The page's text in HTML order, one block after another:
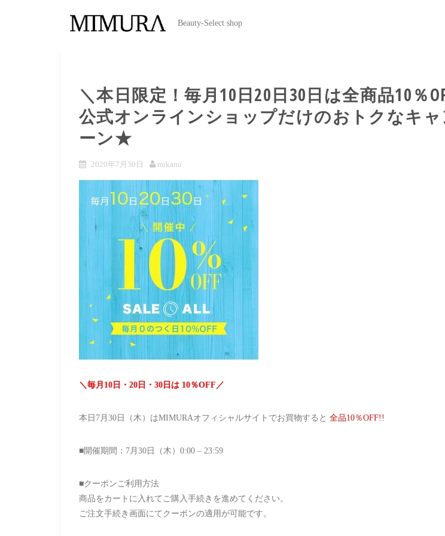
Beauty-Select shop
＼本日限定！毎月10日20日30日は全商品10％
公式オンラインショップだけのおトクなキ
ーン★
2020年7月30日 mikami
＼毎月10日・20日・30日は 10％OFF／
本日7月30日（木）はMIMURAオフィシャルサイトでお買物すると 全品10％OFF!!
■開催期間：7月30日（木）0:00 – 23:59
■クーポンご利用方法
商品をカートに入れてご購入手続きを進めてください。
ご注文手続き画面にてクーポンの適用が可能です。